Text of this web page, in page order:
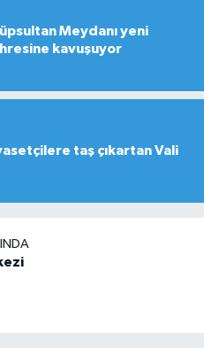
Meydanı yeni
kavuşuyor
taş çıkartan Vali